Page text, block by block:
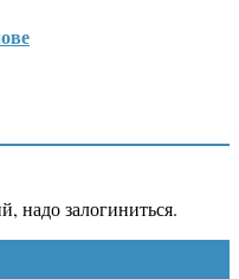
надо залогиниться.